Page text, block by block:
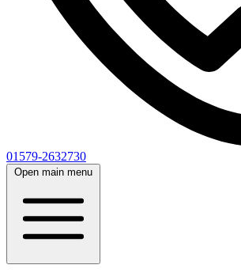
01579-2632730
Open main menu